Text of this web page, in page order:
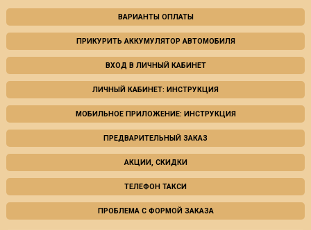
ВАРИАНТЫ ОПЛАТЫ
ПРИКУРИТЬ АККУМУЛЯТОР АВТОМОБИЛЯ
ВХОД В ЛИЧНЫЙ КАБИНЕТ
ЛИЧНЫЙ КАБИНЕТ: ИНСТРУКЦИЯ
МОБИЛЬНОЕ ПРИЛОЖЕНИЕ: ИНСТРУКЦИЯ
ПРЕДВАРИТЕЛЬНЫЙ ЗАКАЗ
АКЦИИ, СКИДКИ
ТЕЛЕФОН ТАКСИ
ПРОБЛЕМА С ФОРМОЙ ЗАКАЗА